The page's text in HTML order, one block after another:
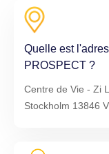
Quelle est
PROSPECT ?
Centre de Vie - Zi
Stockholm 13846